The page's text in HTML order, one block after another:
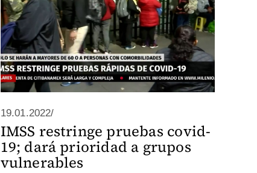
19.01.2022/
IMSS restringe pruebas covid-
19; dará prioridad a grupos
vulnerables